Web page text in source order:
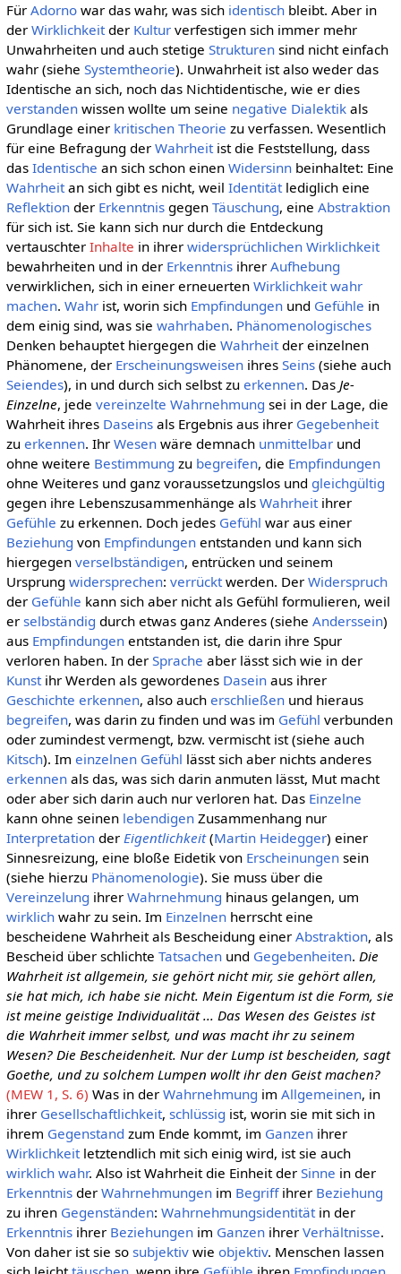
Für Adornowar das wahr, was sich identischbleibt. Aber in
der Wirklichkeitder Kulturverfestigen sich immer mehr
Unwahrheiten und auch stetige Strukturensind nicht einfach
wahr (siehe Systemtheorie). Unwahrheit ist also weder das
Identische an sich, noch das Nichtidentische, wie er dies
verstandenwissen wollte um seine negative Dialektikals
Grundlage einer kritischen Theorie zu verfassen. Wesentlich
für eine Befragung der Wahrheitist die Feststellung, dass
das Identische an sich schon einen Widersinnbeinhaltet: Eine
Wahrheitan sich gibt es nicht, weil Identitätlediglich eine
Reflektionder Erkenntnisgegen Täuschung, eine Abstraktion
für sich ist. Sie kann sich nur durch die Entdeckung
vertauschter Inhalte in ihrer widersprüchlichen Wirklichkeit
bewahrheiten und in der Erkenntnisihrer Aufhebung
verwirklichen, sich in einer erneuerten Wirklichkeit wahr
machen. Wahrist, worin sich Empfindungenund Gefühle in
dem einig sind, was sie wahrhaben. Phänomenologisches
Denken behauptet hiergegen die Wahrheitder einzelnen
Phänomene, der Erscheinungsweisenihres Seins(siehe auch
Seiendes), in und durch sich selbst zu erkennen. Das Je-
Einzelne, jede vereinzelte Wahrnehmung sei in der Lage, die
Wahrheit ihres Daseinsals Ergebnis aus ihrer Gegebenheit
zu erkennen. Ihr Wesenwäre demnach unmittelbarund
ohne weitere Bestimmung zu begreifen, die Empfindungen
ohne Weiteres und ganz voraussetzungslos und gleichgültig
gegen ihre Lebenszusammenhänge als Wahrheitihrer
Gefühle zu erkennen. Doch jedes Gefühl war aus einer
Beziehung von Empfindungenentstanden und kann sich
hiergegen verselbständigen, entrücken und seinem
Ursprung widersprechen: verrücktwerden. Der Widerspruch
der Gefühle kann sich aber nicht als Gefühl formulieren, weil
er selbständig durch etwas ganz Anderes (siehe Anderssein)
aus Empfindungenentstanden ist, die darin ihre Spur
verloren haben. In der Sprache aber lässt sich wie in der
Kunstihr Werden als gewordenes Daseinaus ihrer
Geschichte erkennen, also auch erschließenund hieraus
begreifen, was darin zu finden und was im Gefühl verbunden
oder zumindest vermengt, bzw. vermischt ist (siehe auch
Kitsch). Im einzelnen Gefühl lässt sich aber nichts anderes
erkennenals das, was sich darin anmuten lässt, Mut macht
oder aber sich darin auch nur verloren hat. Das Einzelne
kann ohne seinen lebendigenZusammenhang nur
Interpretationder Eigentlichkeit(Martin Heidegger) einer
Sinnesreizung, eine bloße Eidetik von Erscheinungensein
(siehe hierzu Phänomenologie). Sie muss über die
Vereinzelung ihrer Wahrnehmung hinaus gelangen, um
wirklichwahr zu sein. Im Einzelnenherrscht eine
bescheidene Wahrheit als Bescheidung einer Abstraktion, als
Bescheid über schlichte Tatsachenund Gegebenheiten. Die
Wahrheit ist allgemein, sie gehört nicht mir, sie gehört allen,
sie hat mich, ich habe sie nicht. Mein Eigentum ist die Form, sie
ist meine geistige Individualität ... Das Wesen des Geistes ist
die Wahrheit immer selbst, und was macht ihr zu seinem
Wesen? Die Bescheidenheit. Nur der Lump ist bescheiden, sagt
Goethe, und zu solchem Lumpen wollt ihr den Geist machen?
(MEW 1, S. 6) Was in der Wahrnehmung im Allgemeinen, in
ihrer Gesellschaftlichkeit, schlüssig ist, worin sie mit sich in
ihrem Gegenstand zum Ende kommt, im Ganzenihrer
Wirklichkeitletztendlich mit sich einig wird, ist sie auch
wirklich wahr. Also ist Wahrheit die Einheit der Sinne in der
Erkenntnisder Wahrnehmungenim Begriffihrer Beziehung
zu ihren Gegenständen: Wahrnehmungsidentitätin der
Erkenntnisihrer Beziehungenim Ganzenihrer Verhältnisse.
Von daher ist sie so subjektivwie objektiv. Menschen lassen